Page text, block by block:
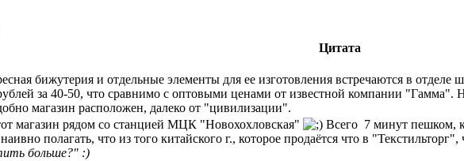
Цитата
бижутерия и отдельные элементы для ее изготовления встречаются в
за 40-50, что сравнимо с оптовыми ценами от известной компании "Гамма".
магазин расположен, далеко от "цивилизации".
магазин рядом со станцией МЦК "Новохохловская"
Всего 7 минут пешком,
полагать, что из того китайского г., которое продаётся что в
больше?" :)